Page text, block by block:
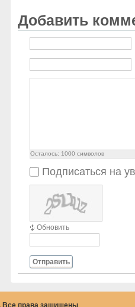
Добавить
Осталось: 1000 символов
Подписаться на
Обновить
Отправить
Все права защищены